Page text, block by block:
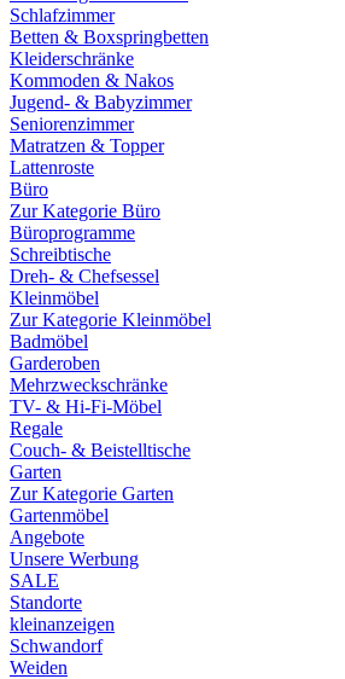
Schlafzimmer
Betten & Boxspringbetten
Kleiderschränke
Kommoden & Nakos
Jugend- & Babyzimmer
Seniorenzimmer
Matratzen & Topper
Lattenroste
Büro
Zur Kategorie Büro
Büroprogramme
Schreibtische
Dreh- & Chefsessel
Kleinmöbel
Zur Kategorie Kleinmöbel
Badmöbel
Garderoben
Mehrzweckschränke
TV- & Hi-Fi-Möbel
Regale
Couch- & Beistelltische
Garten
Zur Kategorie Garten
Gartenmöbel
Angebote
Unsere Werbung
SALE
Standorte
kleinanzeigen
Schwandorf
Weiden